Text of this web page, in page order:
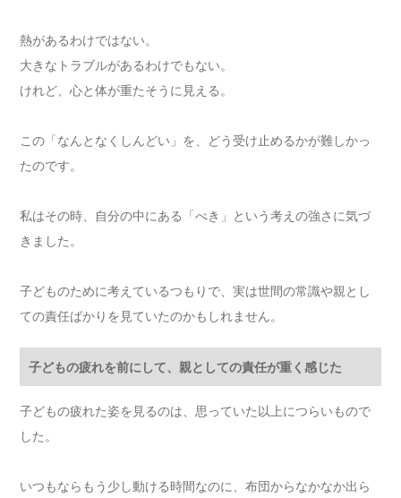
熱があるわけではない。
大きなトラブルがあるわけでもない。
けれど、心と体が重たそうに見える。
この「なんとなくしんどい」を、どう受け止めるかが難しかっ
たのです。
私はその時、自分の中にある「べき」という考えの強さに気づ
きました。
子どものために考えているつもりで、実は世間の常識や親とし
ての責任ばかりを見ていたのかもしれません。
子どもの疲れを前にして、親としての責任が重く感じた
子どもの疲れた姿を見るのは、思っていた以上につらいもので
した。
いつもならもう少し動ける時間なのに、布団からなかなか出ら